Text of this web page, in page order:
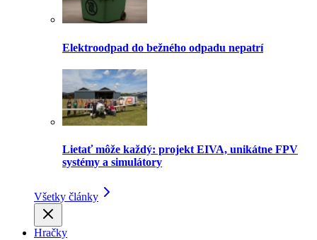
Elektroodpad do bežného odpadu nepatrí
Lietať môže každý: projekt EIVA, unikátne FPV
systémy a simulátory
Všetky články
Hračky